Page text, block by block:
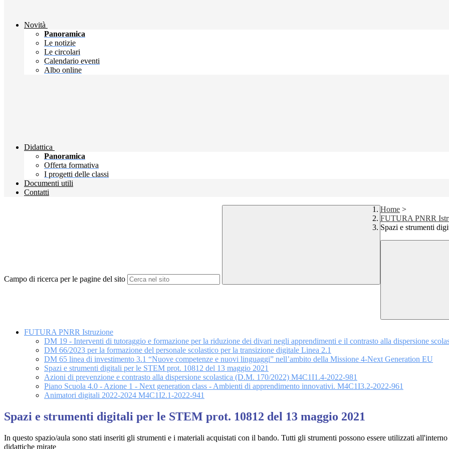
Novità
Panoramica
Le notizie
Le circolari
Calendario eventi
Albo online
Didattica
Panoramica
Offerta formativa
I progetti delle classi
Documenti utili
Contatti
Campo di ricerca per le pagine del sito
Home >
FUTURA PNRR
Spazi e strumenti
FUTURA PNRR Istruzione
DM 19 - Interventi di tutoraggio e formazione per la riduzione dei divari negli apprendimenti e il contrasto alla dispersione
DM 66/2023 per la formazione del personale scolastico per la transizione digitale Linea 2.1
DM 65 linea di investimento 3.1 “Nuove competenze e nuovi linguaggi” nell’ambito della Missione 4-Next Generation EU
Spazi e strumenti digitali per le STEM prot. 10812 del 13 maggio 2021
Azioni di prevenzione e contrasto alla dispersione scolastica (D.M. 170/2022) M4C1I1.4-2022-981
Piano Scuola 4.0 - Azione 1 - Next generation class - Ambienti di apprendimento innovativi. M4C1I3.2-2022-961
Animatori digitali 2022-2024 M4C1I2.1-2022-941
Spazi e strumenti digitali per le STEM prot. 10812 del 13 maggio 2021
In questo spazio/aula sono stati inseriti gli strumenti e i materiali acquistati con il bando. Tutti gli strumenti possono essere utilizzati
didattiche mirate